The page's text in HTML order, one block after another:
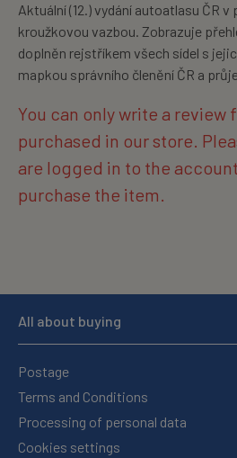
Aktuální (12.) vydání autoatlasu ČR
kroužkovou vazbou. Zobrazuje
doplněn rejstříkem všech sídel s
mapkou správního členění ČR a
You can only write a review
purchased in our store.
are logged in to the
purchase the item.
All about buying
Postage
Terms and Conditions
Processing of personal data
Cookies settings